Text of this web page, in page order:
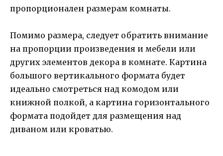
пропорционален размерам комнаты.
Помимо размера, следует обратить внимание
на пропорции произведения и мебели или
других элементов декора в комнате. Картина
большого вертикального формата будет
идеально смотреться над комодом или
книжной полкой, а картина горизонтального
формата подойдет для размещения над
диваном или кроватью.